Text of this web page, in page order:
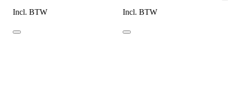
Incl. BTW
Incl. BTW